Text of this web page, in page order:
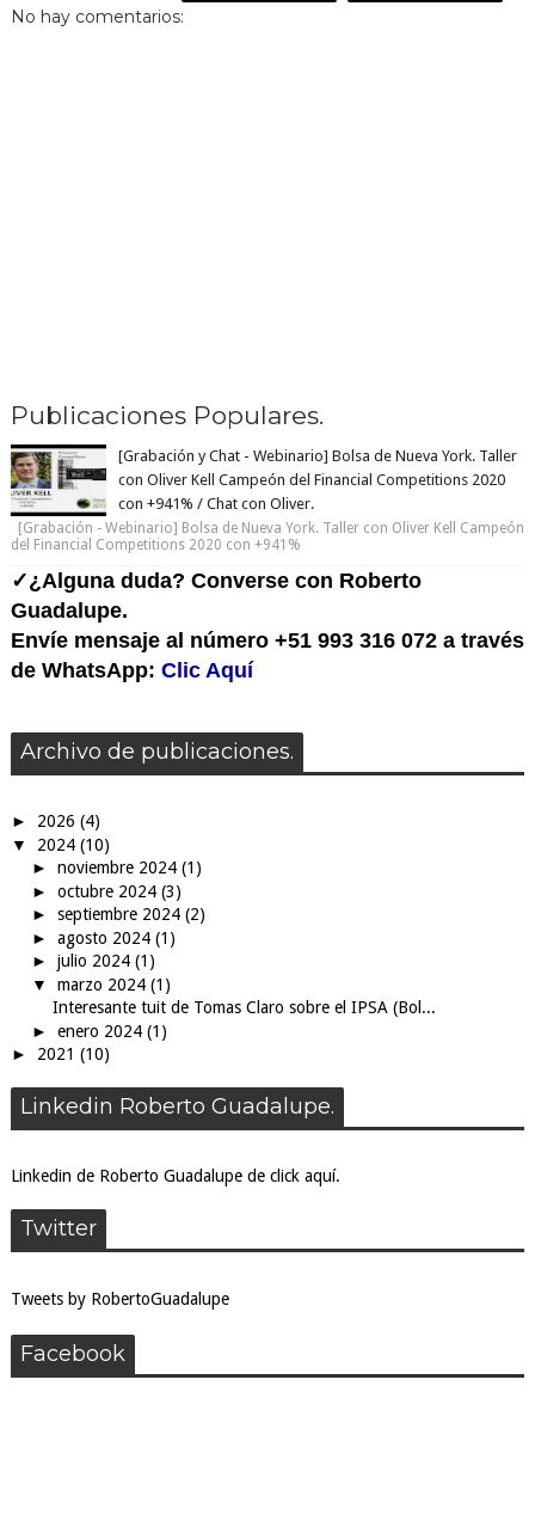
No hay comentarios:
Publicaciones Populares.
[Grabación y Chat - Webinario] Bolsa de Nueva York. Taller
con Oliver Kell Campeón del Financial Competitions 2020
con +941% / Chat con Oliver.
[Grabación - Webinario] Bolsa de Nueva York. Taller con Oliver Kell Campeón
del Financial Competitions 2020 con +941%
✓¿Alguna duda? Converse con Roberto
Guadalupe.
Envíe mensaje al número +51 993 316 072 a través
de WhatsApp: Clic Aquí
Archivo de publicaciones.
► 2026 (4)
▼ 2024 (10)
► noviembre 2024 (1)
► octubre 2024 (3)
► septiembre 2024 (2)
► agosto 2024 (1)
► julio 2024 (1)
▼ marzo 2024 (1)
Interesante tuit de Tomas Claro sobre el IPSA (Bol...
► enero 2024 (1)
► 2021 (10)
Linkedin Roberto Guadalupe.
Linkedin de Roberto Guadalupe de click aquí.
Twitter
Tweets by RobertoGuadalupe
Facebook